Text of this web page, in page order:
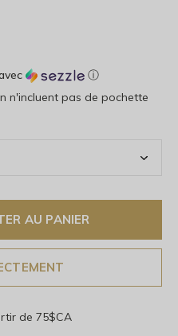
ⓘ
n'incluent pas de pochette
AU PANIER
de 75$CA